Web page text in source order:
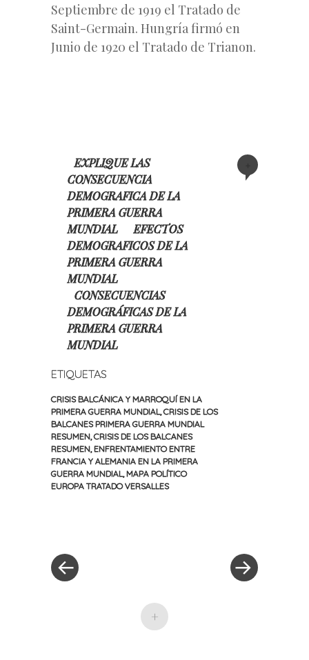
Septiembre de 1919 el Tratado de
Saint-Germain. Hungría firmó en
Junio de 1920 el Tratado de Trianon.
EXPLIQUE LAS
CONSECUENCIA
DEMOGRAFICA DE LA
PRIMERA GUERRA
MUNDIAL
EFECTOS
DEMOGRAFICOS DE LA
PRIMERA GUERRA
MUNDIAL
CONSECUENCIAS
DEMOGRÁFICAS DE LA
PRIMERA GUERRA
MUNDIAL
ETIQUETAS
CRISIS BALCÁNICA Y MARROQUÍ EN LA
PRIMERA GUERRA MUNDIAL ,CRISIS DE LOS
BALCANES PRIMERA GUERRA MUNDIAL
RESUMEN ,CRISIS DE LOS BALCANES
RESUMEN ENFRENTAMIENTO ENTRE
FRANCIA Y ALEMANIA EN LA PRIMERA
GUERRA MUNDIAL MAPA POLÍTICO
EUROPA TRATADO VERSALLES
entradas
+